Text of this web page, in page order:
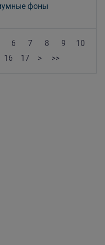
фоны
6 7 8 9
10
16 17 > >>